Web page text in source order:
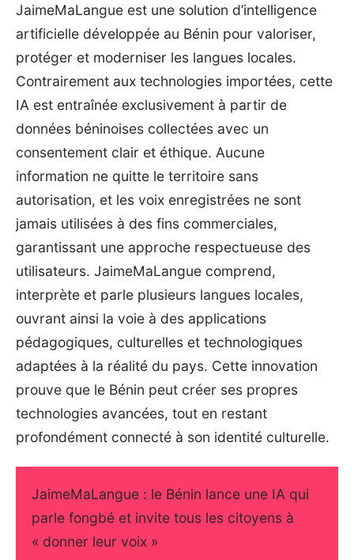
JaimeMaLangue est une solution d’intelligence
artificielle développée au Bénin pour valoriser,
protéger et moderniser les langues locales.
Contrairement aux technologies importées, cette
IA est entraînée exclusivement à partir de
données béninoises collectées avec un
consentement clair et éthique. Aucune
information ne quitte le territoire sans
autorisation, et les voix enregistrées ne sont
jamais utilisées à des fins commerciales,
garantissant une approche respectueuse des
utilisateurs. JaimeMaLangue comprend,
interprète et parle plusieurs langues locales,
ouvrant ainsi la voie à des applications
pédagogiques, culturelles et technologiques
adaptées à la réalité du pays. Cette innovation
prouve que le Bénin peut créer ses propres
technologies avancées, tout en restant
profondément connecté à son identité culturelle.
JaimeMaLangue : le Bénin lance une IA qui
parle fongbé et invite tous les citoyens à
« donner leur voix »